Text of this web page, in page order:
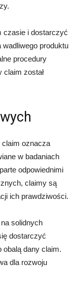
czasie i dostarczyć
wadliwego produktu
procedury
claim został
claim oznacza
w badaniach
odpowiednimi
claimy są
ich prawdziwości.
solidnych
dostarczyć
obalą dany claim.
dla rozwoju